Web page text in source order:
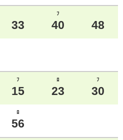
33
ﾌ
40 48
ﾌ
15
ﾛ
23
ﾌ
30
ﾛ
56